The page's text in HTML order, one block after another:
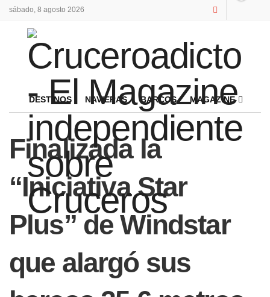
sábado, 8 agosto 2026
DESTINOS NAVIERAS BARCOS MAGAZINE
Finalizada la
“Iniciativa Star
Plus” de Windstar
que alargó sus